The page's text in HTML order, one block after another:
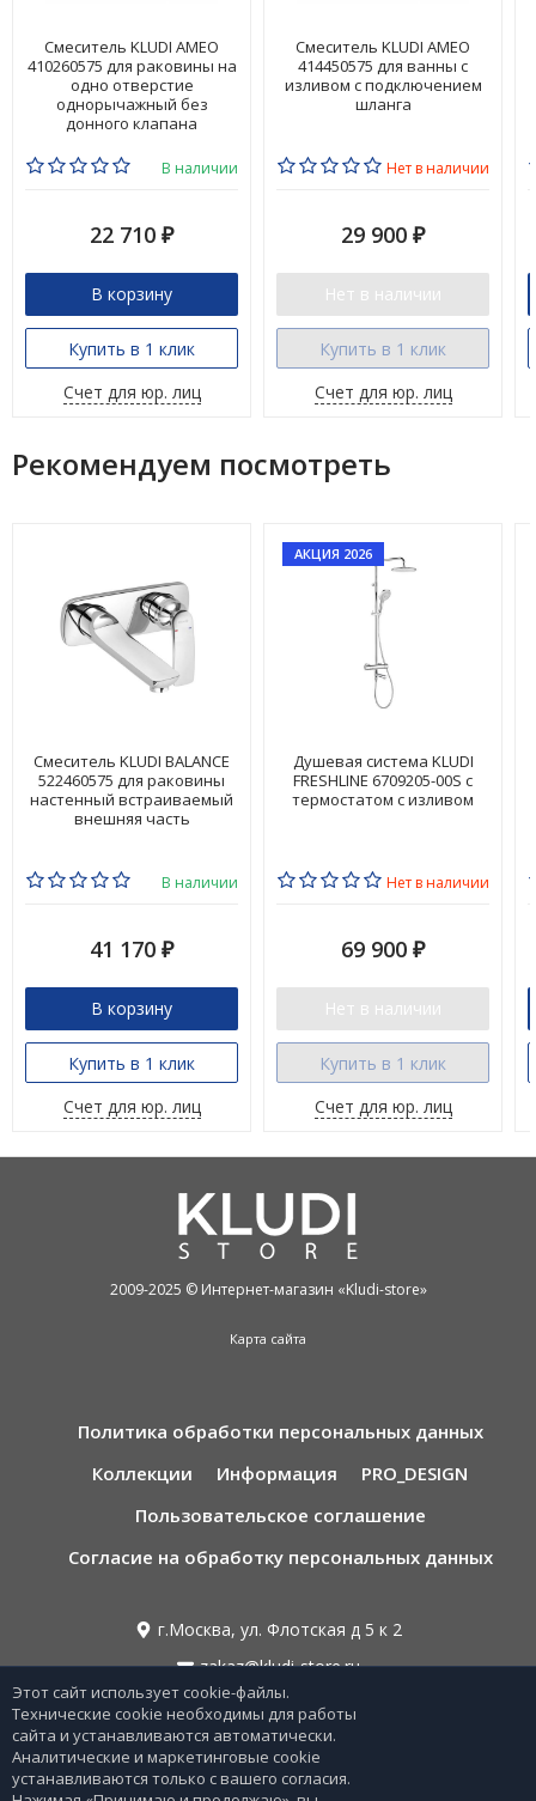
Смеситель KLUDI AMEO
410260575 для раковины на
одно отверстие
однорычажный без
донного клапана
В наличии
22 710 ₽
В корзину
Купить в 1 клик
Счет для юр. лиц
Смеситель KLUDI AMEO
414450575 для ванны с
изливом с подключением
шланга
Нет в наличии
29 900 ₽
Нет в наличии
Купить в 1 клик
Счет для юр. лиц
Рекомендуем посмотреть
Смеситель KLUDI BALANCE
522460575 для раковины
настенный встраиваемый
внешняя часть
В наличии
41 170 ₽
В корзину
Купить в 1 клик
Счет для юр. лиц
АКЦИЯ 2026
Душевая система KLUDI
FRESHLINE 6709205-00S с
термостатом с изливом
Нет в наличии
69 900 ₽
Нет в наличии
Купить в 1 клик
Счет для юр. лиц
2009-2025 © Интернет-магазин «Kludi-store»
Карта сайта
Политика обработки персональных данных
Коллекции
Информация
PRO_DESIGN
Пользовательское соглашение
Согласие на обработку персональных данных
г.Москва, ул. Флотская д 5 к 2
zakaz@kludi-store.ru
8 495 221 69 55
8 800-775-06-73
Этот сайт использует cookie-файлы.
Технические cookie необходимы для работы
сайта и устанавливаются автоматически.
Аналитические и маркетинговые cookie
устанавливаются только с вашего согласия.